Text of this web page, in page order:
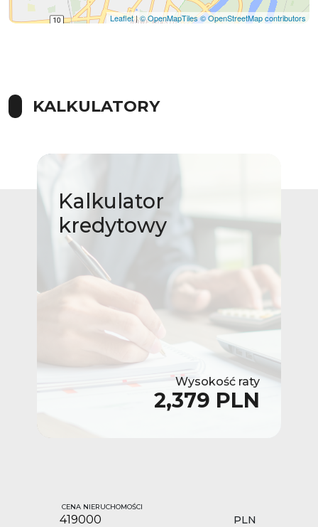
Leaflet|© OpenMapTiles© OpenStreetMap contributors
KALKULATORY
Kalkulator
kredytowy
Wysokość raty
2,379 PLN
CENA NIERUCHOMOŚCI
PLN